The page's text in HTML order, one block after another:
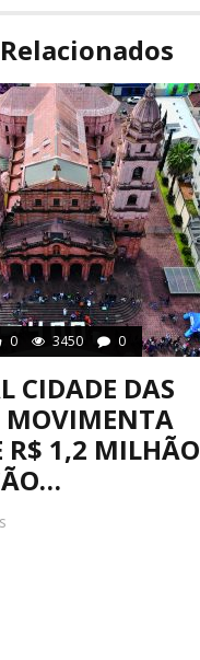
0 3450 0
CIDADE DAS
MOVIMENTA
R$ 1,2 MILHÃO